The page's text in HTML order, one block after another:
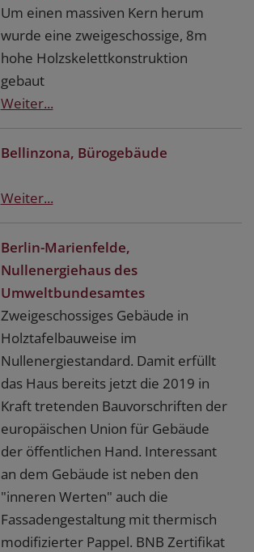
Um einen massiven Kern herum
wurde eine zweigeschossige, 8m
hohe Holzskelettkonstruktion
gebaut
Weiter...
Bellinzona, Bürogebäude
Weiter...
Berlin-Marienfelde,
Nullenergiehaus des
Umweltbundesamtes
Zweigeschossiges Gebäude in
Holztafelbauweise im
Nullenergiestandard. Damit erfüllt
das Haus bereits jetzt die 2019 in
Kraft tretenden Bauvorschriften der
europäischen Union für Gebäude
der öffentlichen Hand. Interessant
an dem Gebäude ist neben den
"inneren Werten" auch die
Fassadengestaltung mit thermisch
modifizierter Pappel. BNB Zertifikat